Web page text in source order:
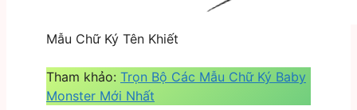
Mẫu Chữ Ký Tên Khiết
Tham khảo: Trọn Bộ Các Mẫu Chữ Ký Baby
Monster Mới Nhất